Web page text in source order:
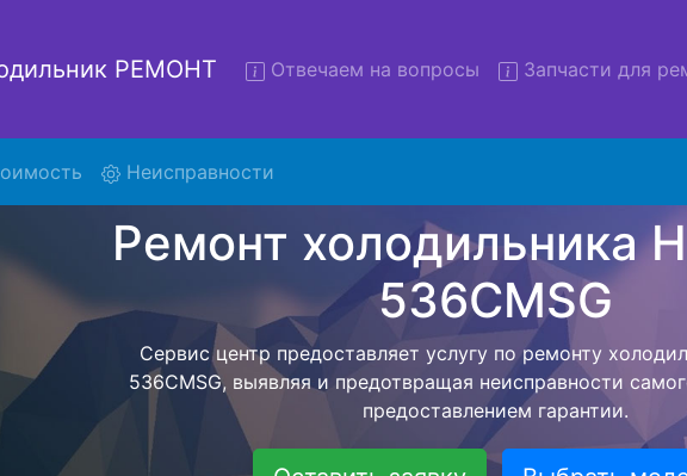
РЕМОНТ Отвечаем на вопросы Запчасти для
Неисправности
Ремонт холодильников с вывозом - чтобы клиент не тратил
поиски курьерской службы, наш мастер сам заберет
536CMSG и отвезет в сервисный центр. Ремонт
осуществляется внутри сервисного центра, тем самым Вам
мастера как закончит с ремонтом. Перед тем как
согласовывается конечная стоимость работ и в
Перечень бесплатных услуг от компании - Доставка
специалиста, консультирование и